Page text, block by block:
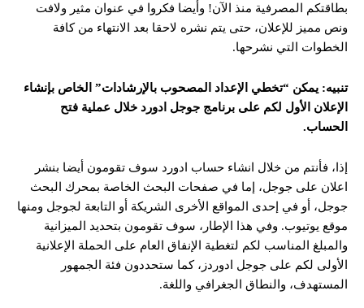
بطاقتكم المصرفية منذ الآن! وأيضا فكروا في عنوان مثير ولافت
ونص مميز للإعلان، حتى يتم نشره لاحقا بعد الانتهاء من كافة
الخطوات التي نشرحها.
تنبيه: يمكن “تخطي الإعداد المصحوب بالإرشادات” الخاص بإنشاء
الإعلان الأول لكم على برنامج جوجل ادورد خلال عملية فتح
الحساب.
إذا، فأنتم من خلال انشاء حساب ادورد سوف تقومون أيضا بنشر
اعلان على جوجل، إما في صفحات البحث الخاصة بمحرك البحث
جوجل، أو في إحدى المواقع الأخرى الشريكة أو التابعة لجوجل ومنها
موقع يوتيوب. وفي هذا الإطار، سوف تقومون بتحديد الميزانية
والمبلغ المناسب لكم لتغطية الإنفاق العام على الحملة الإعلانية
الأولى لكم على جوجل ادوردز، كما ستحددون فئة الجمهور
المستهدف، والنطاق الجغرافي واللغة.